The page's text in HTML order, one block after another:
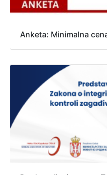
Anketa: Minimalna